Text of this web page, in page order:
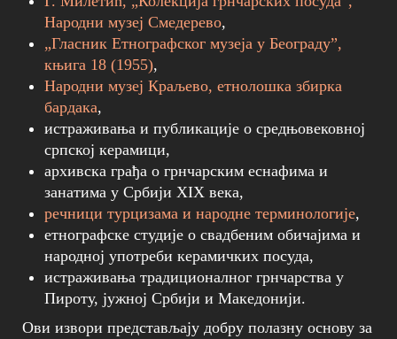
Народни музеј Смедерево,
„Гласник Етнографског музеја у Београду”,
књига 18 (1955),
Народни музеј Краљево, етнолошка збирка
бардака,
истраживања и публикације о средњовековној
српској керамици,
архивска грађа о грнчарским еснафима и
занатима у Србији XIX века,
речници турцизама и народне терминологије,
етнографске студије о свадбеним обичајима и
народној употреби керамичких посуда,
истраживања традиционалног грнчарства у
Пироту, јужној Србији и Македонији.
Ови извори представљају добру полазну основу за